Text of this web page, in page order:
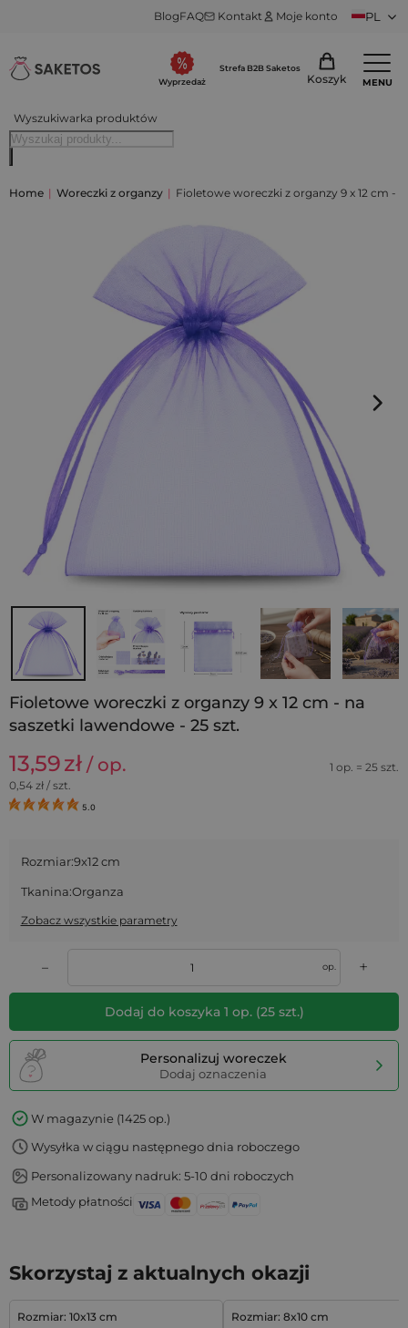
BlogFAQ Kontakt Moje konto PL
Wyszukiwarka produktów
Wyprzedaż
Strefa B2B Saketos
Koszyk MENU
Home | Woreczki z organzy | Fioletowe woreczki z organzy 9 x 12 cm -
Fioletowe woreczki z organzy 9 x 12 cm - na
saszetki lawendowe - 25 szt.
13,59zł / op.
1 op. = 25 szt.
0,54 zł / szt.
5.0
Rozmiar:9x12 cm
Tkanina:Organza
Zobacz wszystkie parametry
– op. +
Dodaj do koszyka 1 op. (25szt.)
Personalizuj woreczek
Dodaj oznaczenia
W magazynie (1425 op.)
Wysyłka w ciągu następnego dnia roboczego
Personalizowany nadruk: 5-10 dni roboczych
Metody płatności
Skorzystaj z aktualnych okazji
Rozmiar: 10x13 cm
Rozmiar: 8x10 cm